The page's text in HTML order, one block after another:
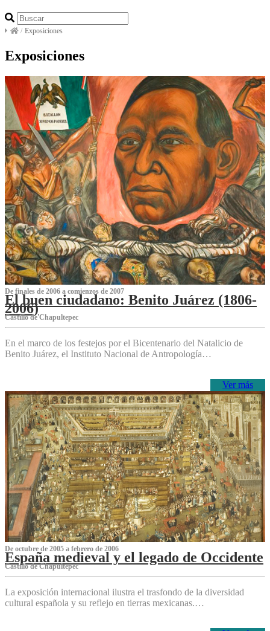
/ Exposiciones
Exposiciones
De finales de 2006 a comienzos de 2007
El buen ciudadano: Benito Juárez (1806-
2006)
Castillo de Chapultepec
En el marco de los festejos por el Bicentenario del Natalicio de
Benito Juárez, el Instituto Nacional de Antropología…
Ver más
De octubre de 2005 a febrero de 2006
España medieval y el legado de Occidente
Castillo de Chapultepec
La exposición internacional ilustra el trasfondo de la diversidad
cultural española y su reflejo en tierras mexicanas.…